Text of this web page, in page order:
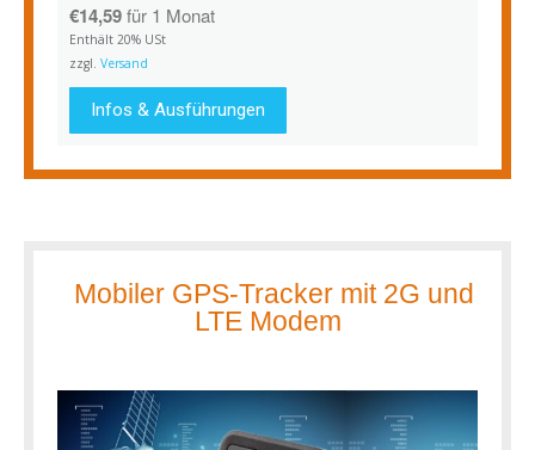
€14,59für 1 Monat
Enthält 20% USt
zzgl. Versand
Infos & Ausführungen
Mobiler GPS-Tracker mit 2G und
LTE Modem